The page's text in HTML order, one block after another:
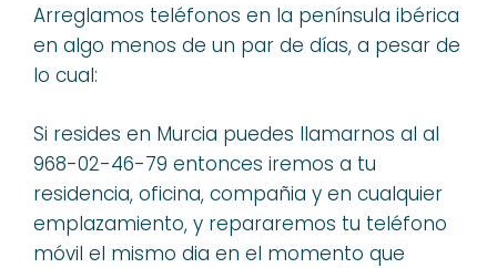
Arreglamos teléfonos en la península ibérica
en algo menos de un par de días, a pesar de
lo cual:
Si resides en Murcia puedes llamarnos al al
968-02-46-79 entonces iremos a tu
residencia, oficina, compañia y en cualquier
emplazamiento, y repararemos tu teléfono
móvil el mismo dia en el momento que